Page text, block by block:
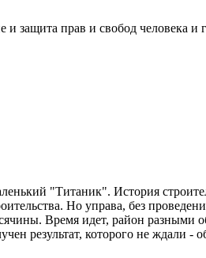
прав и свобод человека и
"Титаник". История
Но управа, без
Время идет, район
результат, которого не ждали -